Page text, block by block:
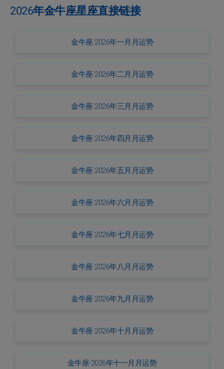
2026年金牛座星座直接链接
金牛座·2026年一月月运势
金牛座·2026年二月月运势
金牛座·2026年三月月运势
金牛座·2026年四月月运势
金牛座·2026年五月月运势
金牛座·2026年六月月运势
金牛座·2026年七月月运势
金牛座·2026年八月月运势
金牛座·2026年九月月运势
金牛座·2026年十月月运势
金牛座·2026年十一月月运势